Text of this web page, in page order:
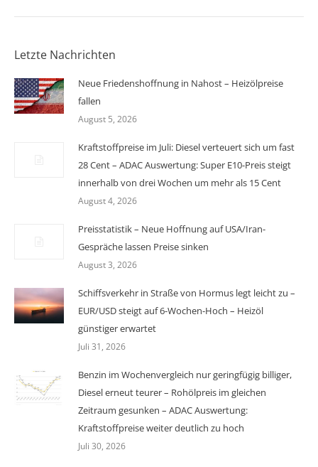
Letzte Nachrichten
Neue Friedenshoffnung in Nahost – Heizölpreise
fallen
August 5, 2026
Kraftstoffpreise im Juli: Diesel verteuert sich um fast
28 Cent – ADAC Auswertung: Super E10-Preis steigt
innerhalb von drei Wochen um mehr als 15 Cent
August 4, 2026
Preisstatistik – Neue Hoffnung auf USA/Iran-
Gespräche lassen Preise sinken
August 3, 2026
Schiffsverkehr in Straße von Hormus legt leicht zu –
EUR/USD steigt auf 6-Wochen-Hoch – Heizöl
günstiger erwartet
Juli 31, 2026
Benzin im Wochenvergleich nur geringfügig billiger,
Diesel erneut teurer – Rohölpreis im gleichen
Zeitraum gesunken – ADAC Auswertung:
Kraftstoffpreise weiter deutlich zu hoch
Juli 30, 2026